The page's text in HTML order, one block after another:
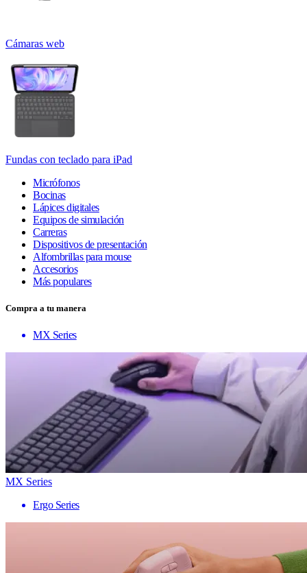
Cámaras web
Fundas con teclado para iPad
Micrófonos
Bocinas
Lápices digitales
Equipos de simulación
Carreras
Dispositivos de presentación
Alfombrillas para mouse
Accesorios
Más populares
Compra a tu manera
MX Series
MX Series
Ergo Series